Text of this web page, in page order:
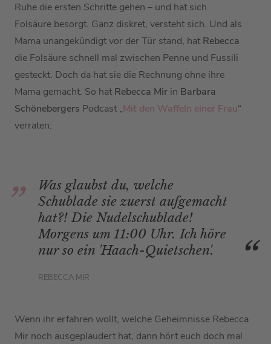
Ruhe die ersten Schritte gehen – und hat sich
Folsäure besorgt. Ganz diskret, versteht sich. Und als
Mama unangekündigt vor der Tür stand, hat Rebecca
die Folsäure schnell mal zwischen Penne und Fussili
gesteckt. Doch da hat sie die Rechnung ohne ihre
Mama gemacht. So hat Rebecca Mir in Barbara
Schönebergers Podcast „Mit den Waffeln einer Frau“
verraten:
Was glaubst du, welche
Schublade sie zuerst aufgemacht
hat?! Die Nudelschublade!
Morgens um 11:00 Uhr. Ich höre
nur so ein 'Haach-Quietschen'.
REBECCA MIR
Wenn ihr erfahren wollt, welche Geheimnisse Rebecca
Mir noch ausgeplaudert hat, dann hört euch doch mal